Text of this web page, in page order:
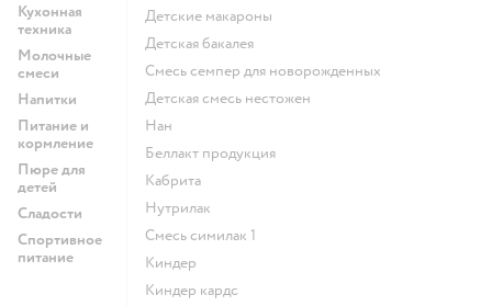
Кухонная
техника
Молочные
смеси
Напитки
Питание и
кормление
Пюре для
детей
Сладости
Спортивное
питание
детские макароны
детская бакалея
смесь семпер для новорожденных
детская смесь нестожен
нан
беллакт продукция
кабрита
нутрилак
смесь симилак 1
киндер
киндер кардс